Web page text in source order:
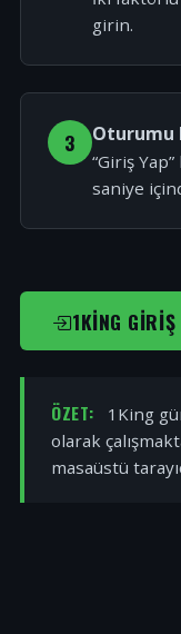
girin.
3 Oturumu
“Giriş
saniye
1KING
ÖZET:
1King
olarak
masaüstü